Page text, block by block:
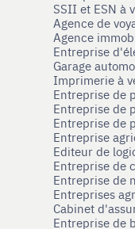
SSII et ESN à
Agence de
Agence
Entreprise
Garage
Imprimerie à
Entreprise de
Entreprise de
Entreprise de
Entreprise
Editeur de
Entreprise de
Entreprise de
Entreprises
Cabinet
Entreprise de